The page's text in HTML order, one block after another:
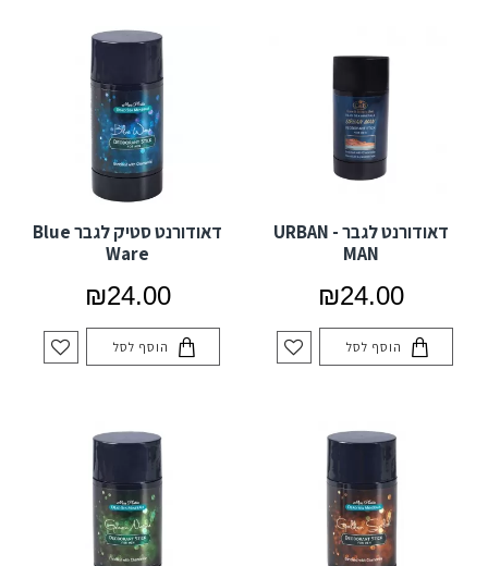
דאודורנט לגבר - URBAN
MAN
₪24.00
הוסף לסל
דאודורנט סטיק לגבר Blue
Ware
₪24.00
הוסף לסל